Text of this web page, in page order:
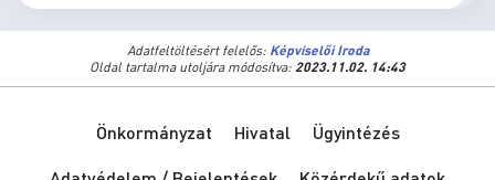
Adatfeltöltésért felelős: Képviselői Iroda
Oldal tartalma utoljára módosítva: 2023.11.02. 14:43
Önkormányzat Hivatal
Ügyintézés